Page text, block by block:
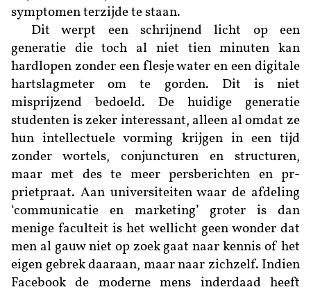
symptomen terzijde te staan.
Dit werpt een schrijnend licht op een
generatie die toch al niet tien minuten kan
hardlopen zonder een flesje water en een digitale
hartslagmeter om te gorden. Dit is niet
misprijzend bedoeld. De huidige generatie
studenten is zeker interessant, alleen al omdat ze
hun intellectuele vorming krijgen in een tijd
zonder wortels, conjuncturen en structuren,
maar met des te meer persberichten en pr-
prietpraat. Aan universiteiten waar de afdeling
‘communicatie en marketing’ groter is dan
menige faculteit is het wellicht geen wonder dat
men al gauw niet op zoek gaat naar kennis of het
eigen gebrek daaraan, maar naar zichzelf. Indien
Facebook de moderne mens inderdaad heeft